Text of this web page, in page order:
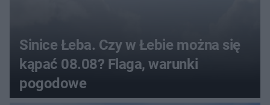
Sinice Łeba. Czy w Łebie można się
kąpać 08.08? Flaga, warunki
pogodowe